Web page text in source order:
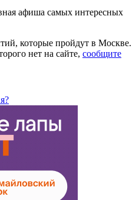
афиша самых интересных
которые пройдут в Москве.
нет на сайте, сообщите